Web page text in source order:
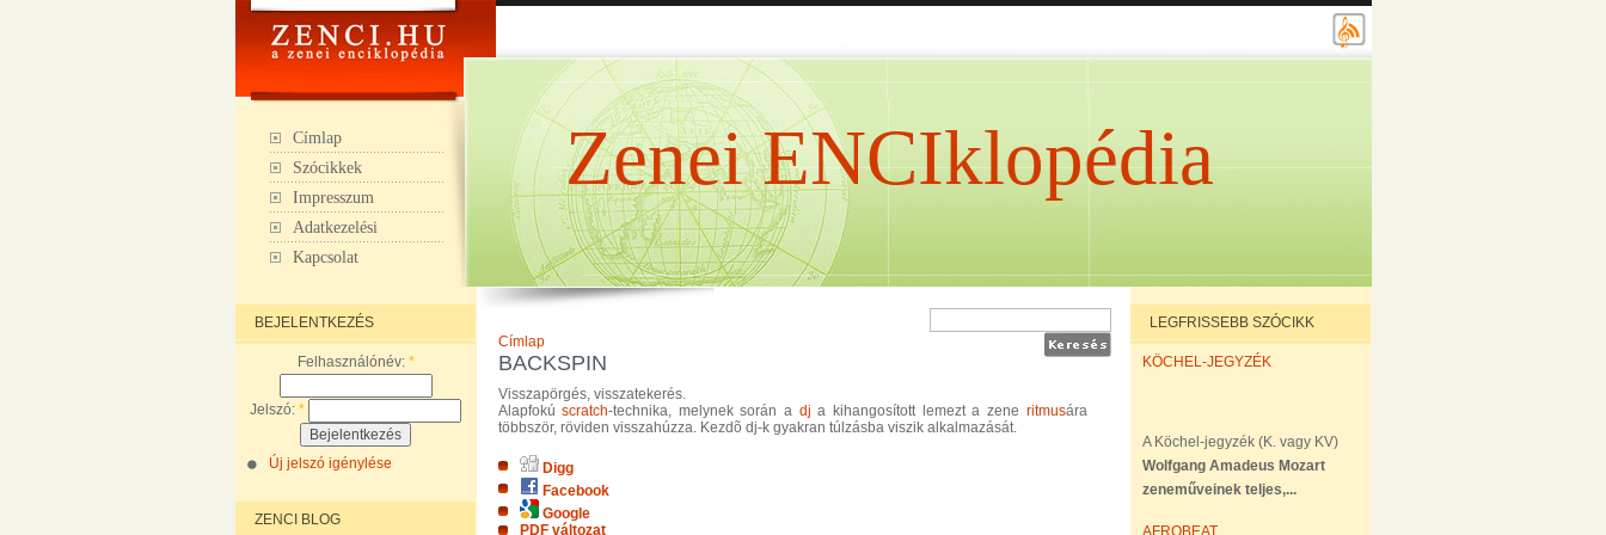
Címlap
Szócikkek
Impresszum
Adatkezelési
Kapcsolat
Zenei ENCIklopédia
BEJELENTKEZÉS
Felhasználónév: *
Jelszó: *
Új jelszó igénylése
ZENCI BLOG
Címlap
BACKSPIN
Visszapörgés, visszatekerés.
Alapfokúscratch-technika, melynek során a dj a kihangosított lemezt a zene ritmusára
többször, röviden visszahúzza. Kezdõ dj-k gyakran túlzásba viszik alkalmazását.
Digg
Facebook
Google
PDF változat
LEGFRISSEBB SZÓCIKK
KÖCHEL-JEGYZÉK
A Köchel-jegyzék (K. vagy KV)
Wolfgang Amadeus Mozart
zeneműveinek teljes,...
AFROBEAT